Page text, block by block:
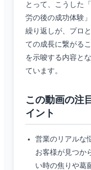
とって、こうした
労の後の成功体験
繰り返しが、プロ
ての成長に繋がる
を示唆する内容と
ています。
この動画の注
イント
営業のリアルな
お客様が見つか
い時の焦りや葛